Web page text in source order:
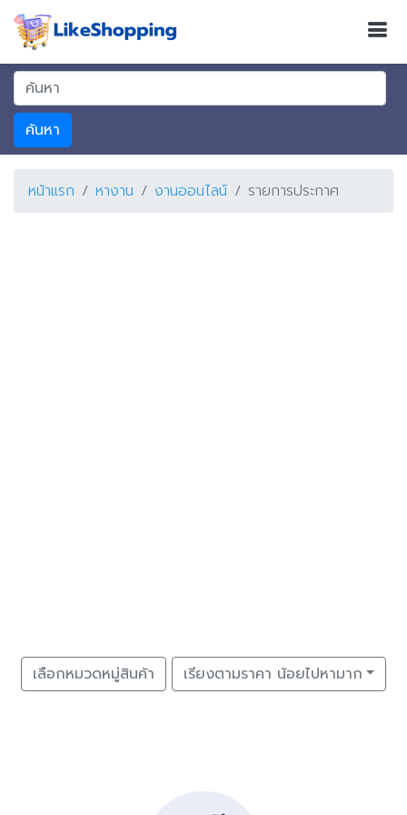
ค้นหา
หน้าแรก หางาน งานออนไลน์ รายการประกาศ
เลือกหมวดหมู่สินค้า เรียงตามราคา น้อยไปหามาก